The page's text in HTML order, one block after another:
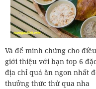
Và để minh chứng cho
giới thiệu với bạn top 6
địa chỉ quá ăn ngon nhất
thưởng thức thử qua nha